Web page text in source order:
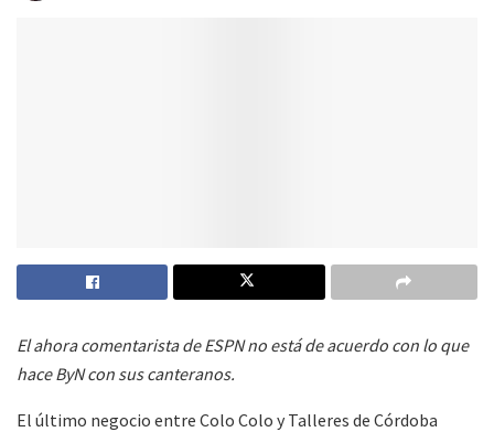
El ahora comentarista de ESPN no está de acuerdo con lo que
hace ByN con sus canteranos.
El último negocio entre Colo Colo y Talleres de Córdoba